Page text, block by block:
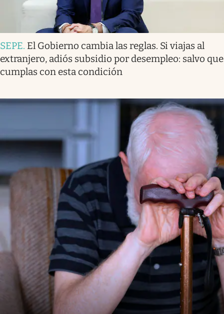
SEPE. El Gobierno cambia las reglas. Si viajas al
extranjero, adiós subsidio por desempleo: salvo que
cumplas con esta condición